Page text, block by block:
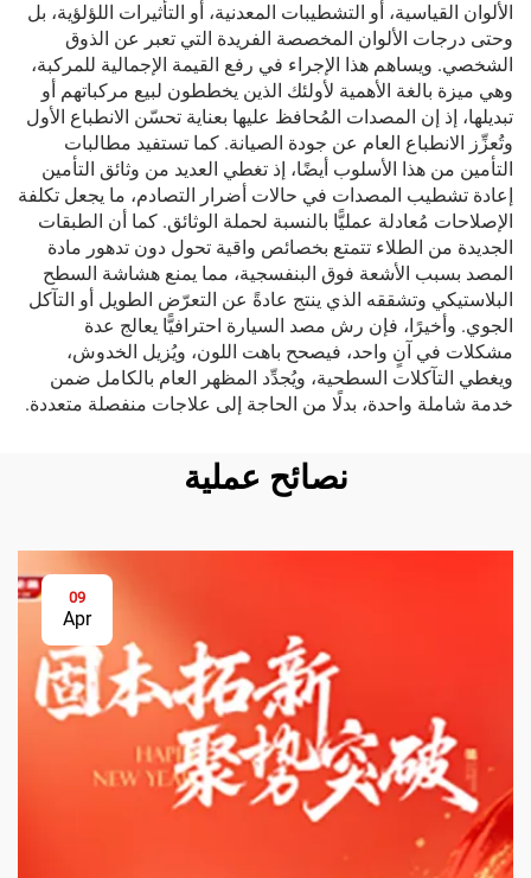
الألوان القياسية، أو التشطيبات المعدنية، أو التأثيرات اللؤلؤية، بل
وحتى درجات الألوان المخصصة الفريدة التي تعبر عن الذوق
الشخصي. ويساهم هذا الإجراء في رفع القيمة الإجمالية للمركبة،
وهي ميزة بالغة الأهمية لأولئك الذين يخططون لبيع مركباتهم أو
تبديلها، إذ إن المصدات المُحافظ عليها بعناية تحسّن الانطباع الأول
وتُعزِّز الانطباع العام عن جودة الصيانة. كما تستفيد مطالبات
التأمين من هذا الأسلوب أيضًا، إذ تغطي العديد من وثائق التأمين
إعادة تشطيب المصدات في حالات أضرار التصادم، ما يجعل تكلفة
الإصلاحات مُعادلة عمليًّا بالنسبة لحملة الوثائق. كما أن الطبقات
الجديدة من الطلاء تتمتع بخصائص واقية تحول دون تدهور مادة
المصد بسبب الأشعة فوق البنفسجية، مما يمنع هشاشة السطح
البلاستيكي وتشققه الذي ينتج عادةً عن التعرّض الطويل أو التآكل
الجوي. وأخيرًا، فإن رش مصد السيارة احترافيًّا يعالج عدة
مشكلات في آنٍ واحد، فيصحح باهت اللون، ويُزيل الخدوش،
ويغطي التآكلات السطحية، ويُجدِّد المظهر العام بالكامل ضمن
خدمة شاملة واحدة، بدلًا من الحاجة إلى علاجات منفصلة متعددة.
نصائح عملية
09
Apr